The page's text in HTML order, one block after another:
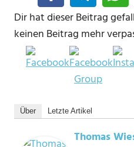
Dir hat dieser Beitrag
keinen Beitrag mehr
Über Letzte Artikel
Thomas